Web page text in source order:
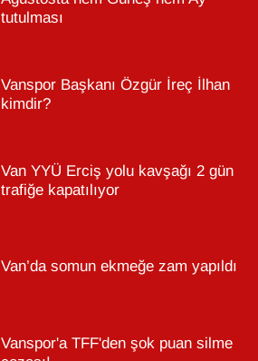
tutulması
Vanspor Başkanı Özgür İreç İlhan
kimdir?
Van YYÜ Erciş yolu kavşağı 2 gün
trafiğe kapatılıyor
Van’da somun ekmeğe zam yapıldı
Vanspor'a TFF'den şok puan silme